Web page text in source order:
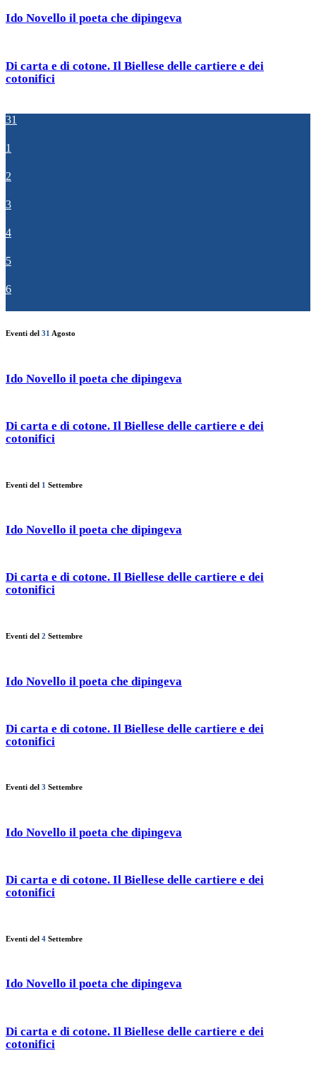
Ido Novello il poeta che dipingeva
Di carta e di cotone. Il Biellese delle cartiere e dei
cotonifici
31
1
2
3
4
5
6
Eventi del 31 Agosto
Ido Novello il poeta che dipingeva
Di carta e di cotone. Il Biellese delle cartiere e dei
cotonifici
Eventi del 1 Settembre
Ido Novello il poeta che dipingeva
Di carta e di cotone. Il Biellese delle cartiere e dei
cotonifici
Eventi del 2 Settembre
Ido Novello il poeta che dipingeva
Di carta e di cotone. Il Biellese delle cartiere e dei
cotonifici
Eventi del 3 Settembre
Ido Novello il poeta che dipingeva
Di carta e di cotone. Il Biellese delle cartiere e dei
cotonifici
Eventi del 4 Settembre
Ido Novello il poeta che dipingeva
Di carta e di cotone. Il Biellese delle cartiere e dei
cotonifici